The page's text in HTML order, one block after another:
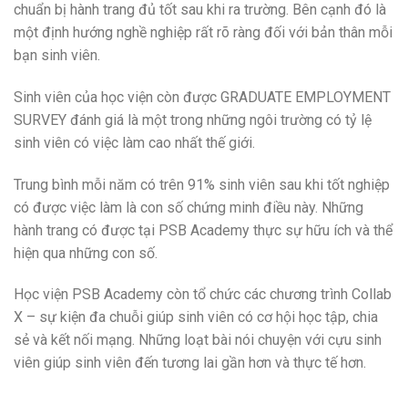
chuẩn bị hành trang đủ tốt sau khi ra trường. Bên cạnh đó là
một định hướng nghề nghiệp rất rõ ràng đối với bản thân mỗi
bạn sinh viên.
Sinh viên của học viện còn được GRADUATE EMPLOYMENT
SURVEY đánh giá là một trong những ngôi trường có tỷ lệ
sinh viên có việc làm cao nhất thế giới.
Trung bình mỗi năm có trên 91% sinh viên sau khi tốt nghiệp
có được việc làm là con số chứng minh điều này. Những
hành trang có được tại PSB Academy thực sự hữu ích và thể
hiện qua những con số.
Học viện PSB Academy còn tổ chức các chương trình Collab
X – sự kiện đa chuỗi giúp sinh viên có cơ hội học tập, chia
sẻ và kết nối mạng. Những loạt bài nói chuyện với cựu sinh
viên giúp sinh viên đến tương lai gần hơn và thực tế hơn.